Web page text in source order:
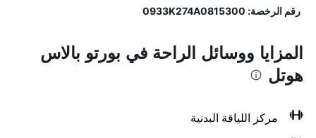
رقم الرخصة: 0933K274A0815300
المزايا ووسائل الراحة في بورتو بالاس
هوتل
مركز اللياقة البدنية